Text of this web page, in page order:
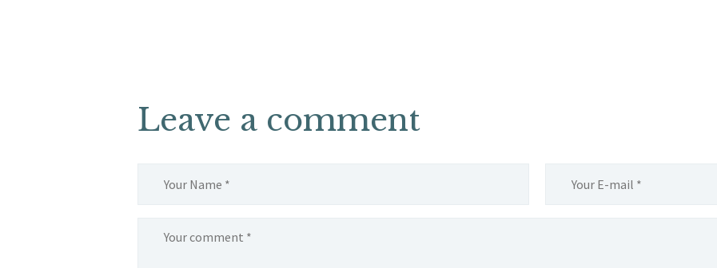
Leave a comment